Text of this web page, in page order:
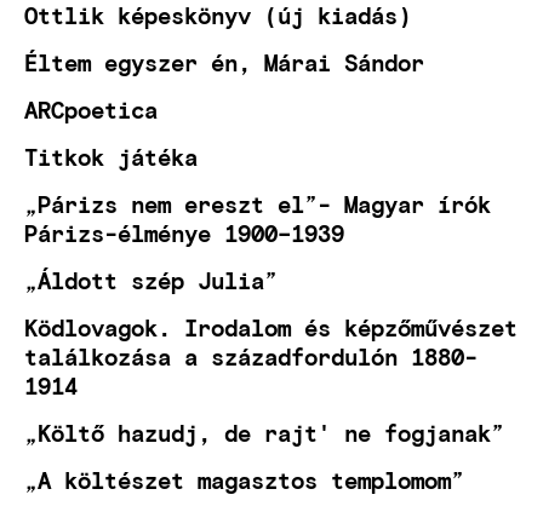
Ottlik képeskönyv (új kiadás)
Éltem egyszer én, Márai Sándor
ARCpoetica
Titkok játéka
„Párizs nem ereszt el”- Magyar írók
Párizs-élménye 1900–1939
„Áldott szép Julia”
Ködlovagok. Irodalom és képzőművészet
találkozása a századfordulón 1880-
1914
„Költő hazudj, de rajt' ne fogjanak”
„A költészet magasztos templomom”